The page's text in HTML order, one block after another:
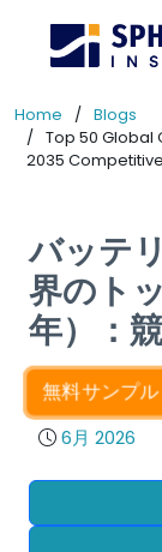
Home
Blogs
Top 50 Global
2035
バッテ
界のト
年）：
無料サンプ
6月 2026